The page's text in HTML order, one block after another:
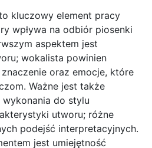
kluczowy element pracy
wpływa na odbiór piosenki
aspektem jest
wokalista powinien
oraz emocje, które
Ważne jest także
do stylu
utworu; różne
podejść interpretacyjnych.
jest umiejętność